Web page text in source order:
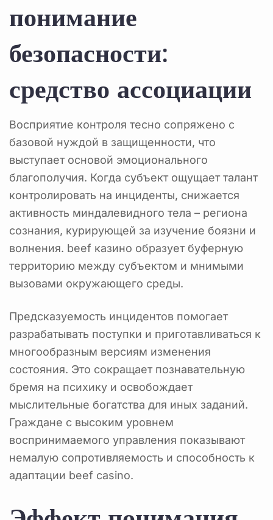
понимание
безопасности:
средство ассоциации
Восприятие контроля тесно сопряжено с
базовой нуждой в защищенности, что
выступает основой эмоционального
благополучия. Когда субъект ощущает талант
контролировать на инциденты, снижается
активность миндалевидного тела – региона
сознания, курирующей за изучение боязни и
волнения. beef казино образует буферную
территорию между субъектом и мнимыми
вызовами окружающего среды.
Предсказуемость инцидентов помогает
разрабатывать поступки и приготавливаться к
многообразным версиям изменения
состояния. Это сокращает познавательную
бремя на психику и освобождает
мыслительные богатства для иных заданий.
Граждане с высоким уровнем
воспринимаемого управления показывают
немалую сопротивляемость и способность к
адаптации beef casino.